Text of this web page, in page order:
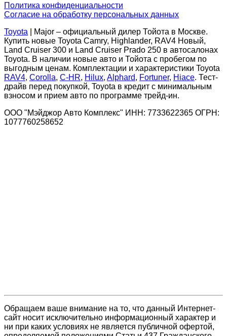
Политика конфиденциальности
Согласие на обработку персональных данных
Toyota | Major – официальный дилер Тойота в Москве.
Купить новые Toyota Camry, Highlander, RAV4 Новый,
Land Cruiser 300 и Land Cruiser Prado 250 в автосалонах
Toyota. В наличии новые авто и Тойота с пробегом по
выгодным ценам. Комплектации и характеристики Toyota
RAV4, Corolla, C-HR, Hilux, Alphard, Fortuner, Hiace. Тест-
драйв перед покупкой, Toyota в кредит с минимальным
взносом и прием авто по программе трейд-ин.
ООО "Мэйджор Авто Комплекс" ИНН: 7733622365 ОГРН:
1077760258652
Обращаем ваше внимание на то, что данный Интернет-
сайт носит исключительно информационный характер и
ни при каких условиях не является публичной офертой,